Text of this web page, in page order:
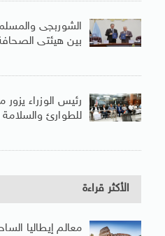
الشوربجى
بين هيئتى
رئيس الوزراء
للطوارئ
الأكثر قراءة
معالم إيطاليا